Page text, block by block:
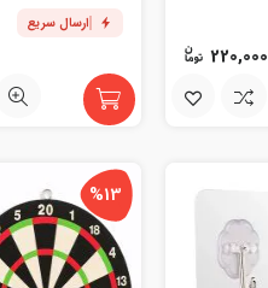
220,000
ارسال سریع
%13